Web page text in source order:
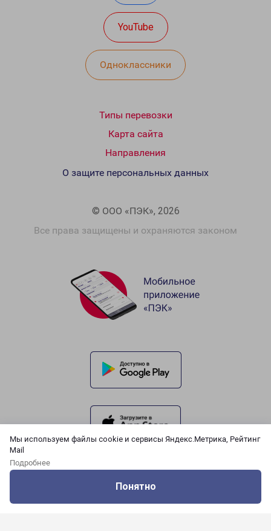
Мы используем файлы cookie и сервисы Яндекс.Метрика, Рейтинг
Mail
Подробнее
Понятно
YouTube
Одноклассники
Типы перевозки
Карта сайта
Направления
© ООО «ПЭК», 2026
Все права защищены и охраняются законом
О защите персональных данных